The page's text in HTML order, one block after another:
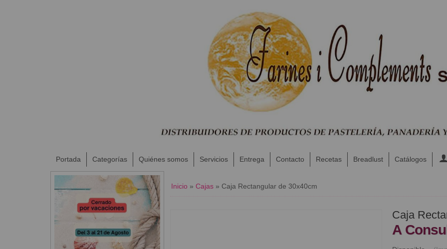
Portada Categorías Quiénes somos Servicios Entrega Contacto Recetas Breadlust Catálogos
Inicio » Cajas» ​Caja Rectangular de 30x40cm
​Caja
A